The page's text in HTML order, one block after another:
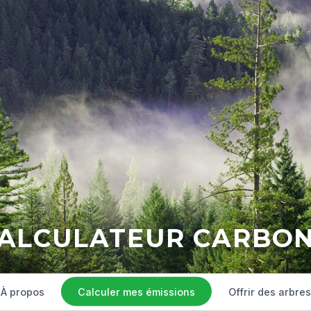
À propos Calculer mes émissions Offrir des arbres